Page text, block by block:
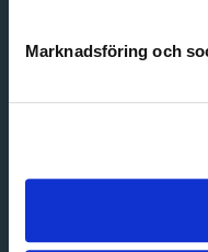
Marknadsföring och